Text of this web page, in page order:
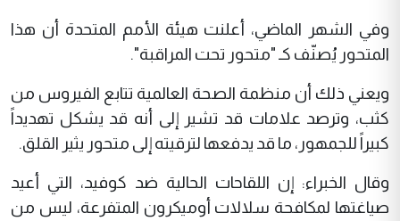
وفي الشهر الماضي، أعلنت هيئة الأمم المتحدة أن هذا
المتحور يُصنّف كـ "متحور تحت المراقبة".
ويعني ذلك أن منظمة الصحة العالمية تتابع الفيروس من
كثب، وترصد علامات قد تشير إلى أنه قد يشكل تهديداً
كبيراً للجمهور، ما قد يدفعها لترقيته إلى متحور يثير القلق.
وقال الخبراء: إن اللقاحات الحالية ضد كوفيد، التي أعيد
صياغتها لمكافحة سلالات أوميكرون المتفرعة، ليس من